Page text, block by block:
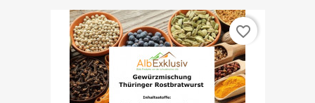
favorite_border